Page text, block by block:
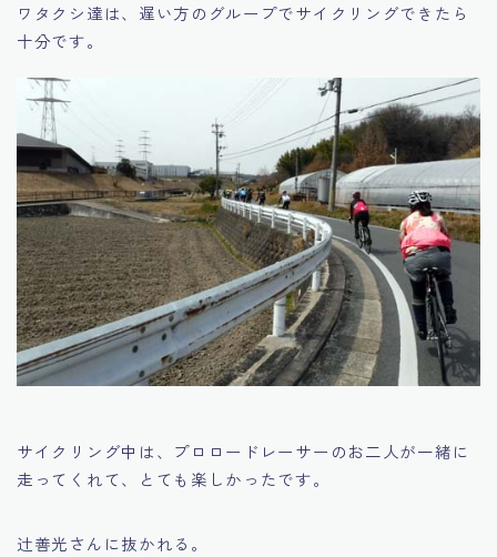
ワタクシ達は、遅い方のグループでサイクリングできたら
十分です。
サイクリング中は、プロロードレーサーのお二人が一緒に
走ってくれて、とても楽しかったです。
辻善光さんに抜かれる。